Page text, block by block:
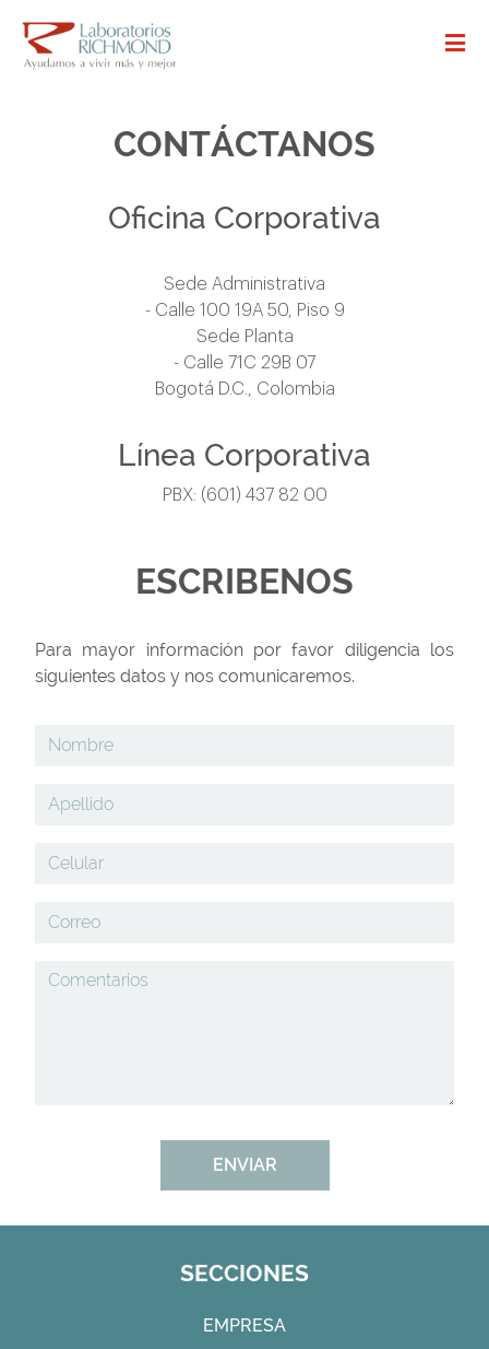
CONTÁCTANOS
Oficina Corporativa
Sede Administrativa
- Calle 100 19A 50, Piso 9
Sede Planta
- Calle 71C 29B 07
Bogotá D.C., Colombia
Línea Corporativa
PBX: (601) 437 82 00
ESCRIBENOS
Para mayor información por favor diligencia los
siguientes datos y nos comunicaremos.
SECCIONES
EMPRESA